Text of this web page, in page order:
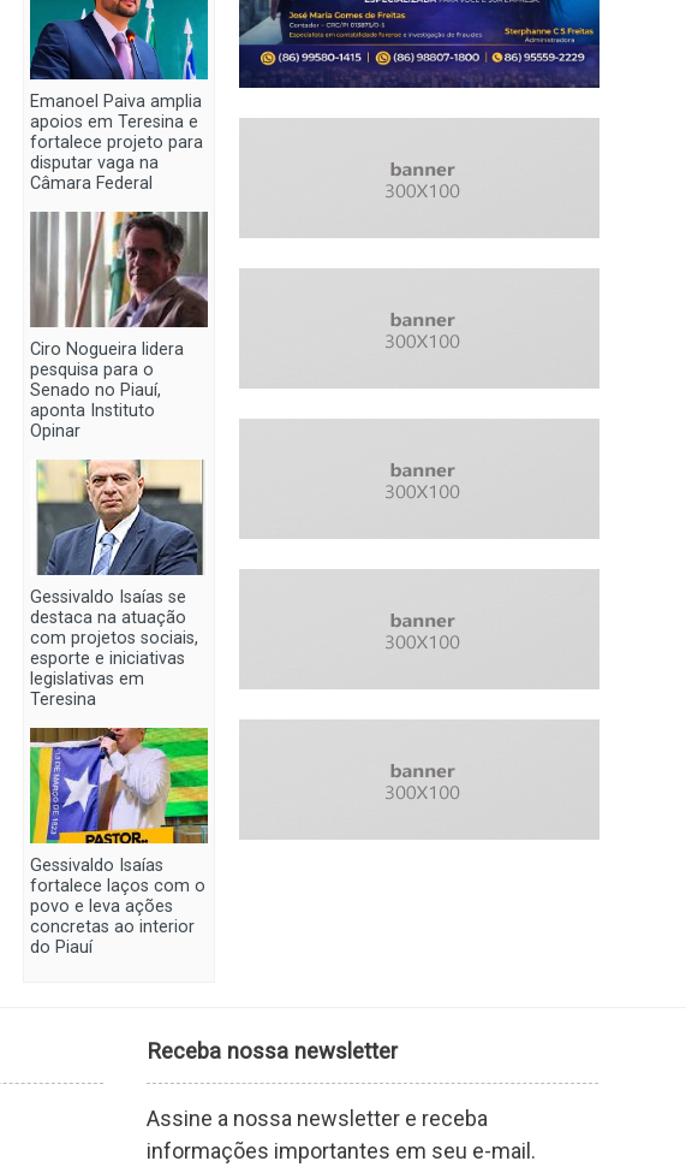
Emanoel Paiva amplia
apoios em Teresina e
fortalece projeto para
disputar vaga na
Câmara Federal
Ciro Nogueira lidera
pesquisa para o
Senado no Piauí,
aponta Instituto
Opinar
Gessivaldo Isaías se
destaca na atuação
com projetos sociais,
esporte e iniciativas
legislativas em
Teresina
Gessivaldo Isaías
fortalece laços com o
povo e leva ações
concretas ao interior
do Piauí
Receba nossa newsletter
Assine a nossa newsletter e receba
informações importantes em seu e-mail.